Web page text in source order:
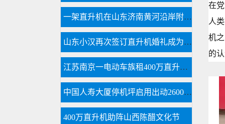
在
人
机
的
一架直升机在山东济南黄河沿岸附近开展农林喷洒
山东小汉再次签订直升机婚礼成为全国空中婚礼接亲最多企业之一
江苏南京一电动车族租400万直升机助阵
中国人寿大厦停机坪启用出动2600万直升机
400万直升机助阵山西陈醋文化节